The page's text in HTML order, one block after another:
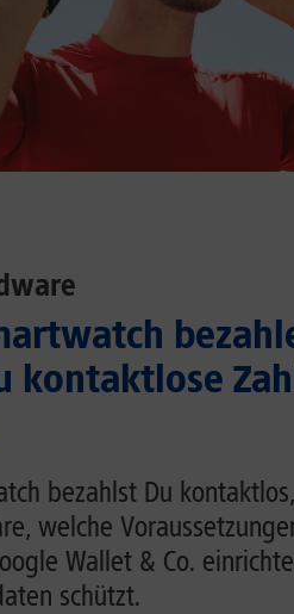
kontaktlose
bezahlst Du
welche
Wallet & Co.
schützt.